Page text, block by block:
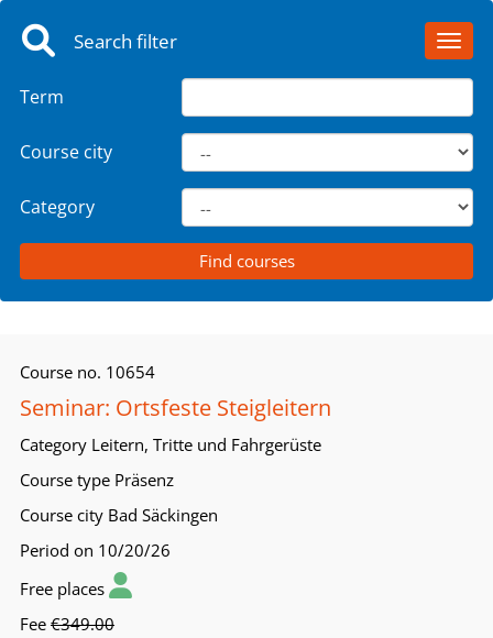
Search filter
Term
Course city
Category
Course no. 10654
Seminar: Ortsfeste Steigleitern
Category Leitern, Tritte und Fahrgerüste
Course type Präsenz
Course city Bad Säckingen
Period on 10/20/26
Free places
Fee €349.00